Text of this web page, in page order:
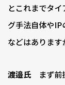
とこれまでタ
グ手法自体や
などはあります
渡邉氏 まず前